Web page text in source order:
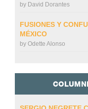
by David Dorantes
FUSIONES Y
MÉXICO
by Odette Alonso